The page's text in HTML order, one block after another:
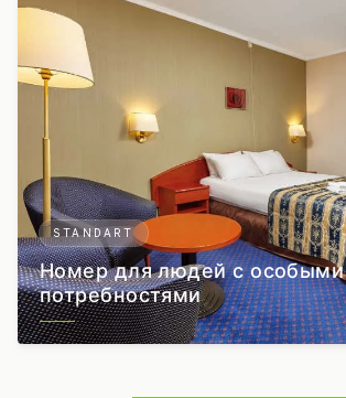
STANDART
Номер для людей с особыми
потребностями